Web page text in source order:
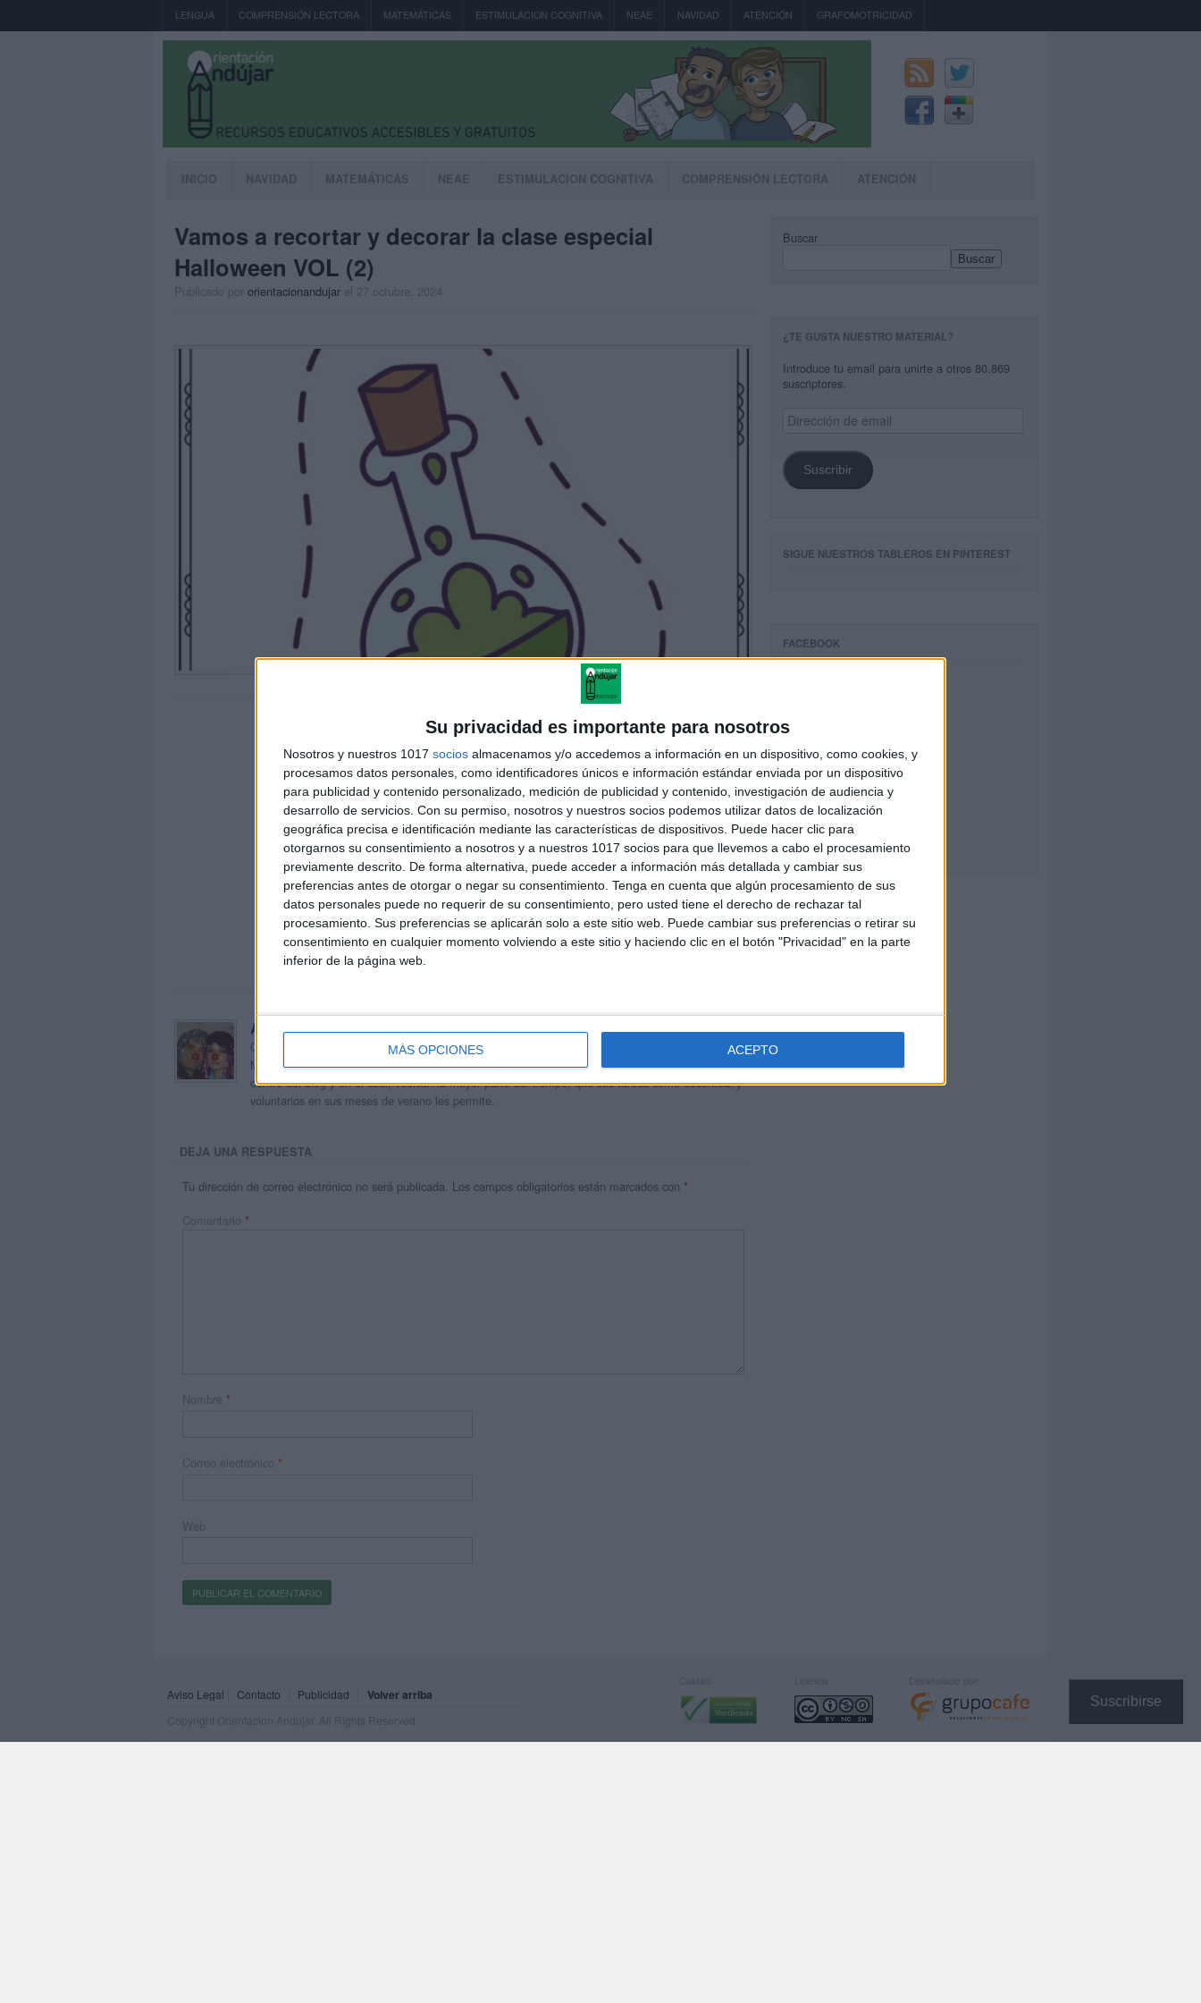
Su privacidad es importante para nosotros
Nosotros y nuestros 1017 socios almacenamos y/o accedemos a información en un dispositivo, como cookies, y
procesamos datos personales, como identificadores únicos e información estándar enviada por un dispositivo
para publicidad y contenido personalizado, medición de publicidad y contenido, investigación de audiencia y
desarrollo de servicios. Con su permiso, nosotros y nuestros socios podemos utilizar datos de localización
geográfica precisa e identificación mediante las características de dispositivos. Puede hacer clic para
otorgarnos su consentimiento a nosotros y a nuestros 1017 socios para que llevemos a cabo el procesamiento
previamente descrito. De forma alternativa, puede acceder a información más detallada y cambiar sus
preferencias antes de otorgar o negar su consentimiento. Tenga en cuenta que algún procesamiento de sus
datos personales puede no requerir de su consentimiento, pero usted tiene el derecho de rechazar tal
procesamiento. Sus preferencias se aplicarán solo a este sitio web. Puede cambiar sus preferencias o retirar su
consentimiento en cualquier momento volviendo a este sitio y haciendo clic en el botón "Privacidad" en la parte
inferior de la página web.
MÁS OPCIONES ACEPTO
Suscribirse
LENGUA COMPRENSIÓN LECTORA MATEMÁTICAS ESTIMULACION COGNITIVA NEAE NAVIDAD ATENCIÓN GRAFOMOTRICIDAD
INICIO NAVIDAD MATEMÁTICAS NEAE ESTIMULACION COGNITIVA COMPRENSIÓN LECTORA ATENCIÓN
Vamos a recortar y decorar la clase especial
Halloween VOL (2)
Publicado por orientacionandujar el 27 octubre, 2024
Acerca de orientacionandujar
Orientación Andújar no es solo un blog, es la apuesta personal de dos profesores Ginés y
Maribel, que además de ser pareja, son los encargados de los contenidos que encontramos
dentro del blog y en el cual, vuelcan la mayor parte del tiempo, que sus tareas como docentes, y
voluntarios en sus meses de verano les permite.
DEJA UNA RESPUESTA
Tu dirección de correo electrónico no será publicada. Los campos obligatorios están marcados con *
Comentario *
Nombre *
Correo electrónico *
Web
Buscar
Buscar
¿TE GUSTA NUESTRO MATERIAL?
Introduce tu email para unirte a otros 80.869
suscriptores.
Dirección
de
Suscribir
SIGUE NUESTROS TABLEROS EN PINTEREST
FACEBOOK
Aviso Legal Contacto Publicidad Volver arriba